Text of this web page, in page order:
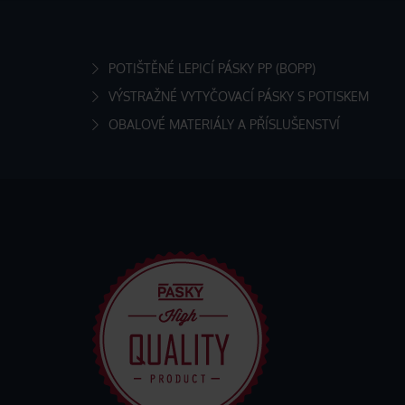
POTIŠTĚNÉ LEPICÍ PÁSKY PP (BOPP)
VÝSTRAŽNÉ VYTYČOVACÍ PÁSKY S POTISKEM
OBALOVÉ MATERIÁLY A PŘÍSLUŠENSTVÍ